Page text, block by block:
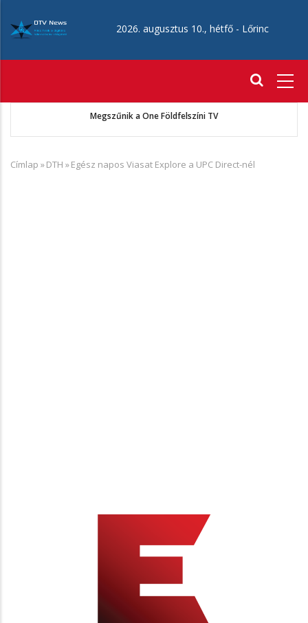
tartalomra
2026. augusztus 10., hétfő - Lőrinc
Megszűnik a One Földfelszíni TV
Morzsa
Címlap »DTH »Egész napos Viasat Explore a UPC Direct-nél